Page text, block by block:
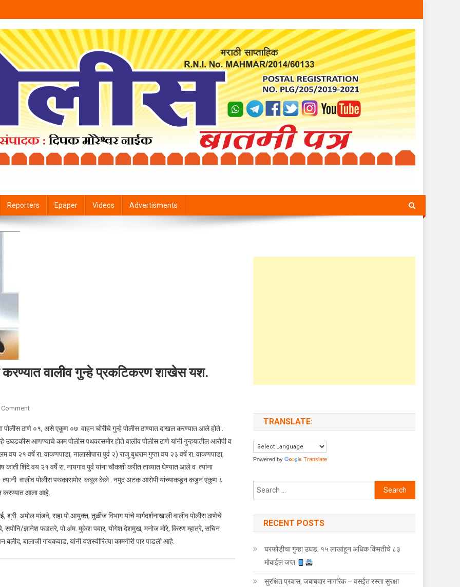
Reporters Epaper Videos Advertisments
वालीव गुन्हे प्रकटिकरण शाखेस यश.
ठाणे ०१, असे एकूण ०७ वाहन चोरीचे गुन्हे पोलीस ठाण्यात दाखल करण्यात आले होते .
आणण्याचे काम पोलीस पथकासमोर होते वालीव पोलीस ठाणे यांनी गुन्हयातील आरोपी व
२१ वर्षे रा. वाकणपाडा, नालासोपारा पुर्व २) राजु बुधराम गुप्ता वय २३ वर्षे रा. वाकणपाडा,
कांती शिंदे वय २१ वर्षे रा. नायगाव पुर्व यांना चौकशी करीत ताब्यात घेण्यात आले व त्यांना
वालीव पोलीस पथकासमोर कबूल केले . नमुद अटक आरोपी यांच्याकडून कडुन एकुण ८
करण्यात आला आहे.
अमोल मांडवे, सहा.पो.आयुक्त, तुळींज विभाग यांचे मार्गदर्शनाखाली वालीव पोलीस ठाणेचे
सपोनि/ज्ञानेश फडतरे, पो.अंम. मुकेश पवार, योगेश देशमुख, मनोज मोरे, किरण म्हात्रे, सचिन
बालाजी गायकवाड, यांनी यशस्वीरित्या कामगीरी पार पाडली आहे.
TRANSLATE:
Powered by Translate
Search for:
RECENT POSTS
घरफोडीचा गुन्हा उघड; १५ लाखांहून अधिक किंमतीचे ८३
मोबाईल जप्त.
सुरक्षित प्रवास, जबाबदार नागरिक – वसईत रस्ता सुरक्षा